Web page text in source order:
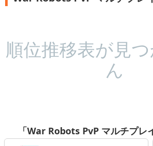
順位推移表が見
ん
「War Robots PvP マルチプレ